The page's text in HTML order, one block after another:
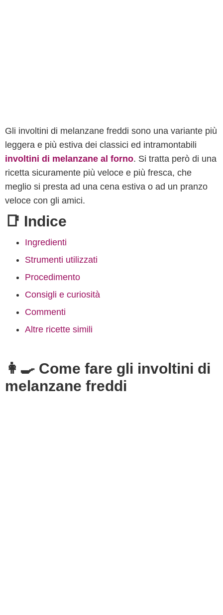
Gli involtini di melanzane freddi sono una variante più
leggera e più estiva dei classici ed intramontabili
involtini di melanzane al forno. Si tratta però di una
ricetta sicuramente più veloce e più fresca, che
meglio si presta ad una cena estiva o ad un pranzo
veloce con gli amici.
📑 Indice
Ingredienti
Strumenti utilizzati
Procedimento
Consigli e curiosità
Commenti
Altre ricette simili
👩‍🍳 Come fare gli involtini di
melanzane freddi